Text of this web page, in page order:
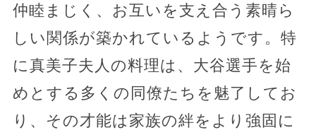
仲睦まじく、お互いを支え合う素晴ら
しい関係が築かれているようです。特
に真美子夫人の料理は、大谷選手を始
めとする多くの同僚たちを魅了してお
り、その才能は家族の絆をより強固に